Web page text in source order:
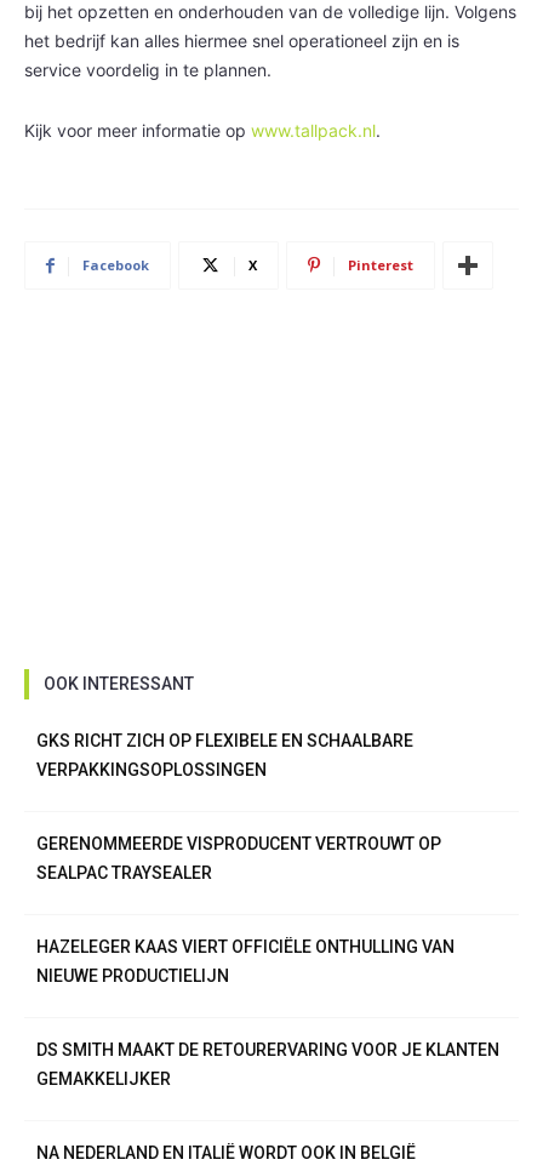
bij het opzetten en onderhouden van de volledige lijn. Volgens
het bedrijf kan alles hiermee snel operationeel zijn en is
service voordelig in te plannen.
Kijk voor meer informatie op www.tallpack.nl.
Facebook X Pinterest
OOK INTERESSANT
GKS RICHT ZICH OP FLEXIBELE EN SCHAALBARE
VERPAKKINGSOPLOSSINGEN
GERENOMMEERDE VISPRODUCENT VERTROUWT OP
SEALPAC TRAYSEALER
HAZELEGER KAAS VIERT OFFICIËLE ONTHULLING VAN
NIEUWE PRODUCTIELIJN
DS SMITH MAAKT DE RETOURERVARING VOOR JE KLANTEN
GEMAKKELIJKER
NA NEDERLAND EN ITALIË WORDT OOK IN BELGIË